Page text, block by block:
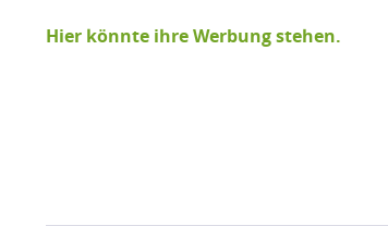
Hier könnte ihre Werbung stehen.